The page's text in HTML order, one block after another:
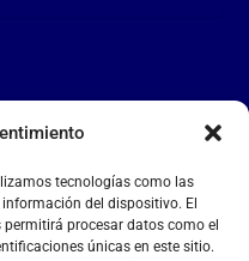
tecnologías como las
del dispositivo. El
procesar datos como el
únicas en este sitio.